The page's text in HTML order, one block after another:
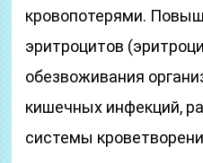
кровопотерями.
эритроцитов
обезвоживания
кишечных инфекций,
системы